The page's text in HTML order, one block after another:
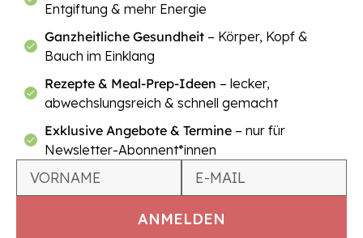
Entgiftung & mehr Energie
Ganzheitliche Gesundheit – Körper, Kopf &
Bauch im Einklang
Rezepte & Meal-Prep-Ideen – lecker,
abwechslungsreich & schnell gemacht
Exklusive Angebote & Termine – nur für
Newsletter-Abonnent*innen